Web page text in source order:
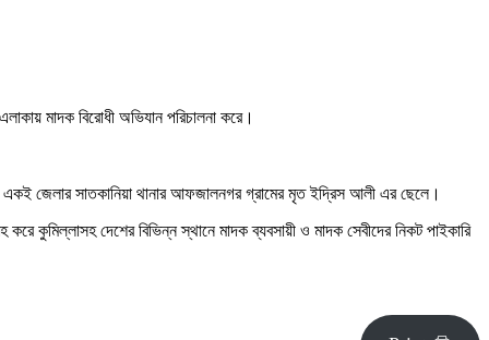
মাদক বিরোধী অভিযান পরিচালনা করে।
জেলার সাতকানিয়া থানার আফজালনগর গ্রামের মৃত ইদ্রিস আলী এর ছেলে।
কুমিল্লাসহ দেশের বিভিন্ন স্থানে মাদক ব্যবসায়ী ও মাদক সেবীদের নিকট পাইকারি